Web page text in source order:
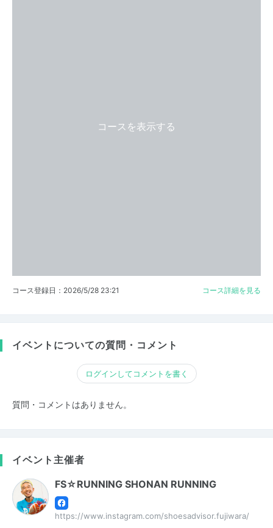
コースを表示する
コース登録日：2026/5/28 23:21 コース詳細を見る
イベントについての質問・コメント
ログインしてコメントを書く
質問・コメントはありません。
イベント主催者
FS☆RUNNING SHONAN RUNNING
https://www.instagram.com/shoesadvisor.fujiwara/